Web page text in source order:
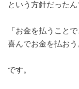
という方針だった
「お金を払うこと
喜んでお金を払おう
です。